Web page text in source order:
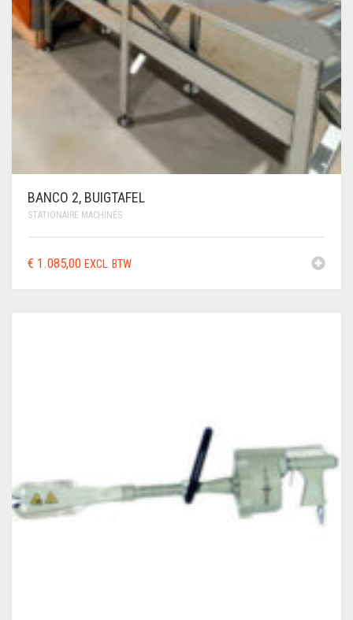
BANCO 2, BUIGTAFEL
STATIONAIRE MACHINES
€ 1.085,00 EXCL. BTW